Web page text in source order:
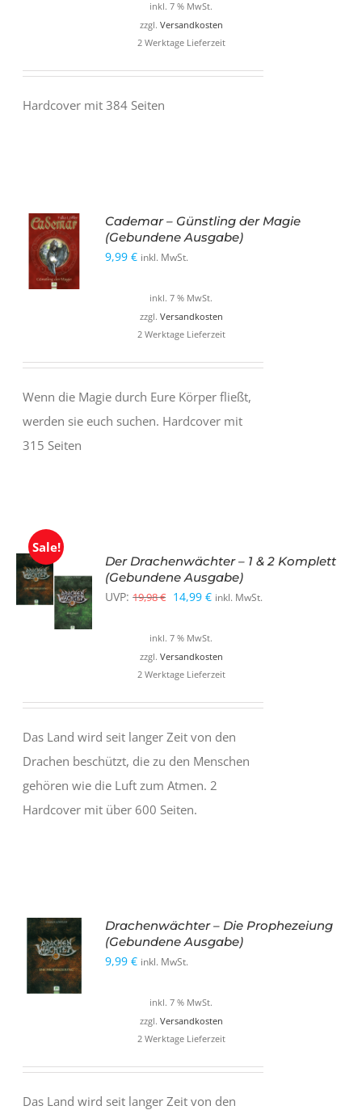
inkl. 7 % MwSt.
zzgl. Versandkosten
2 Werktage Lieferzeit
Hardcover mit 384 Seiten
IN DEN
WARENKORB
Cademar – Günstling der Magie
(Gebundene Ausgabe)
9,99€ inkl. MwSt.
inkl. 7 % MwSt.
zzgl. Versandkosten
2 Werktage Lieferzeit
Wenn die Magie durch Eure Körper fließt,
werden sie euch suchen. Hardcover mit
315 Seiten
Sale!
Der Drachenwächter – 1 & 2 Komplett
(Gebundene Ausgabe)
UVP: 19,98€ Ursprünglicher
war:
19,98 €
14,99€Aktueller
ist:
14,99 €.
inkl. MwSt.
inkl. 7 % MwSt.
zzgl. Versandkosten
2 Werktage Lieferzeit
Das Land wird seit langer Zeit von den
Drachen beschützt, die zu den Menschen
gehören wie die Luft zum Atmen. 2
Hardcover mit über 600 Seiten.
IN DEN
WARENKORB
Drachenwächter – Die Prophezeiung
(Gebundene Ausgabe)
9,99€ inkl. MwSt.
inkl. 7 % MwSt.
zzgl. Versandkosten
2 Werktage Lieferzeit
Das Land wird seit langer Zeit von den